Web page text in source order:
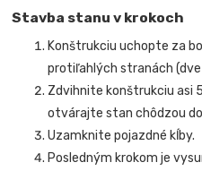
Stavba stanu v krokoch
Konštrukciu uchopte za
protiľahlých stranách (dve
Zdvihnite konštrukciu asi
otvárajte stan chôdzou
Uzamknite pojazdné kĺby.
Posledným krokom je